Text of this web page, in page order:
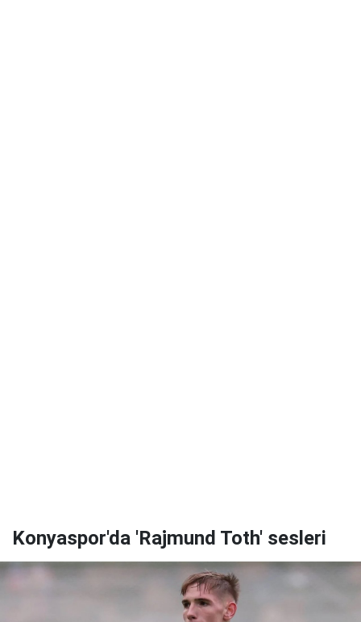
Konyaspor'da 'Rajmund Toth' sesleri